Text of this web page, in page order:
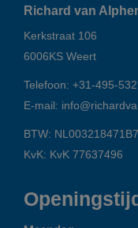
Richard van
Kerkstraat 106
6006KS Weert
Telefoon: +31-495-
E-mail:
BTW:
KvK: KvK 77637496